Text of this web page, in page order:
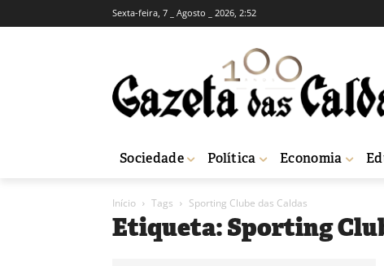
Sexta-feira, 7 _ Agosto _ 2026, 2:52
Sociedade Política Economia
Início Tags Sporting Clube das Caldas
Etiqueta: Sporting